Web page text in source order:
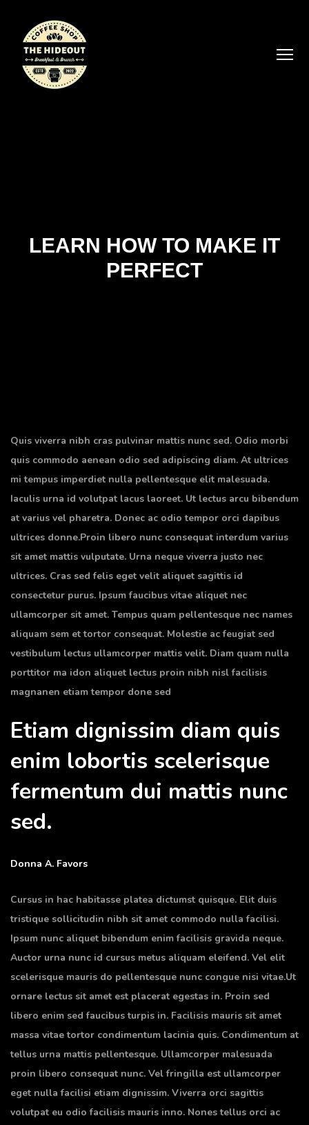
LEARN HOW TO MAKE IT
PERFECT
Quis viverra nibh cras pulvinar mattis nunc sed. Odio morbi
quis commodo aenean odio sed adipiscing diam. At ultrices
mi tempus imperdiet nulla pellentesque elit malesuada.
Iaculis urna id volutpat lacus laoreet. Ut lectus arcu bibendum
at varius vel pharetra. Donec ac odio tempor orci dapibus
ultrices donne.Proin libero nunc consequat interdum varius
sit amet mattis vulputate. Urna neque viverra justo nec
ultrices. Cras sed felis eget velit aliquet sagittis id
consectetur purus. Ipsum faucibus vitae aliquet nec
ullamcorper sit amet. Tempus quam pellentesque nec names
aliquam sem et tortor consequat. Molestie ac feugiat sed
vestibulum lectus ullamcorper mattis velit. Diam quam nulla
porttitor ma idon aliquet lectus proin nibh nisl facilisis
magnanen etiam tempor done sed
Etiam dignissim diam quis
enim lobortis scelerisque
fermentum dui mattis nunc
sed.
Donna A. Favors
Cursus in hac habitasse platea dictumst quisque. Elit duis
tristique sollicitudin nibh sit amet commodo nulla facilisi.
Ipsum nunc aliquet bibendum enim facilisis gravida neque.
Auctor urna nunc id cursus metus aliquam eleifend. Vel elit
scelerisque mauris do pellentesque nunc congue nisi vitae.Ut
ornare lectus sit amet est placerat egestas in. Proin sed
libero enim sed faucibus turpis in. Facilisis mauris sit amet
massa vitae tortor condimentum lacinia quis. Condimentum at
tellus urna mattis pellentesque. Ullamcorper malesuada
proin libero consequat nunc. Vel fringilla est ullamcorper
eget nulla facilisi etiam dignissim. Viverra orci sagittis
volutpat eu odio facilisis mauris inno. Nones tellus orci ac